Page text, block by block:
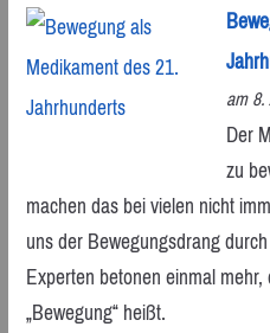
am
Der
zu
machen das bei vielen nicht
uns der Bewegungsdrang
Experten betonen einmal
„Bewegung“ heißt.